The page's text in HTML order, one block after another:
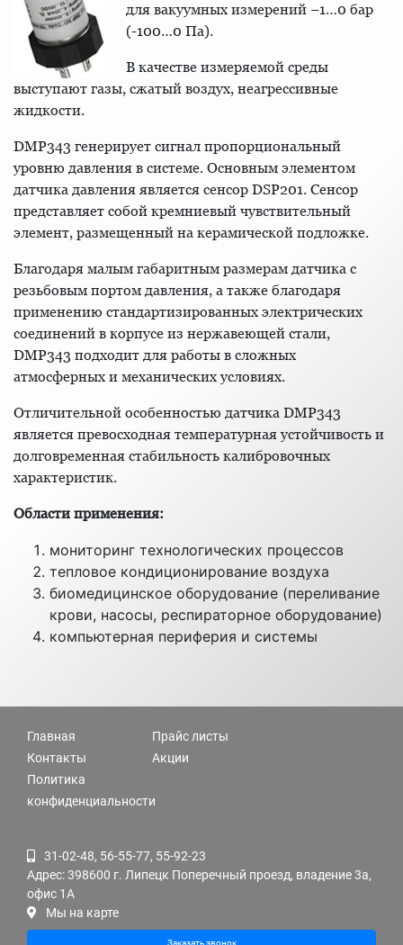
для вакуумных измерений −1…0 бар
(-100…0 Па).
В качестве измеряемой среды
выступают газы, сжатый воздух, неагрессивные
жидкости.
DMP343 генерирует сигнал пропорциональный
уровню давления в системе. Основным элементом
датчика давления является сенсор DSP201. Сенсор
представляет собой кремниевый чувствительный
элемент, размещенный на керамической подложке.
Благодаря малым габаритным размерам датчика с
резьбовым портом давления, а также благодаря
применению стандартизированных электрических
соединений в корпусе из нержавеющей стали,
DMP343 подходит для работы в сложных
атмосферных и механических условиях.
Отличительной особенностью датчика DMP343
является превосходная температурная устойчивость и
долговременная стабильность калибровочных
характеристик.
Области применения:
мониторинг технологических процессов
тепловое кондиционирование воздуха
биомедицинское оборудование (переливание
крови, насосы, респираторное оборудование)
компьютерная периферия и системы
Главная
Контакты
Политика
конфиденциальности
Прайс листы
Акции
31-02-48, 56-55-77, 55-92-23
Адрес: 398600 г. Липецк Поперечный проезд, владение 3а,
офис 1А
Мы на карте